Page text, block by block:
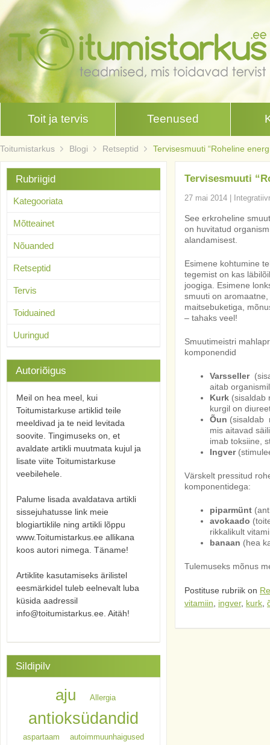
Toit ja tervis Teenused
Toitumistarkus Blogi Retseptid Tervisesmuuti “Roheline
Tervisesmuuti
27 mai 2014
See erkroheline
on huvitatud
alandamisest.
Esimene kohtumine
tegemist on kas
joogiga. Esimene
smuuti on
maitsebuketiga,
– tahaks veel!
Smuutimeistri
komponendid
Varsseller
aitab
Kurk (sisaldab
kurgil on
Õun (sisaldab
mis aitavad
imab toksiine,
Ingver
Värskelt pressitud
komponentidega:
piparmünt
avokaado
rikkalikult
banaan (hea
Tulemuseks mõnus
Postituse rubriik on
vitamiin
ingver, kurk
Rubriigid
Kategooriata
Mõtteainet
Nõuanded
Retseptid
Tervis
Toiduained
Uuringud
Autoriõigus
Meil on hea meel, kui
Toitumistarkuse artiklid teile
meeldivad ja te neid levitada
soovite. Tingimuseks on, et
avaldate artikli muutmata kujul ja
lisate viite Toitumistarkuse
veebilehele.
Palume lisada avaldatava artikli
sissejuhatusse link meie
blogiartiklile ning artikli lõppu
www.Toitumistarkus.ee allikana
koos autori nimega. Täname!
Artiklite kasutamiseks ärilistel
eesmärkidel tuleb eelnevalt luba
küsida aadressil
info@toitumistarkus.ee. Aitäh!
Sildipilv
aju Allergia
antioksüdandid
aspartaam autoimmuunhaigused